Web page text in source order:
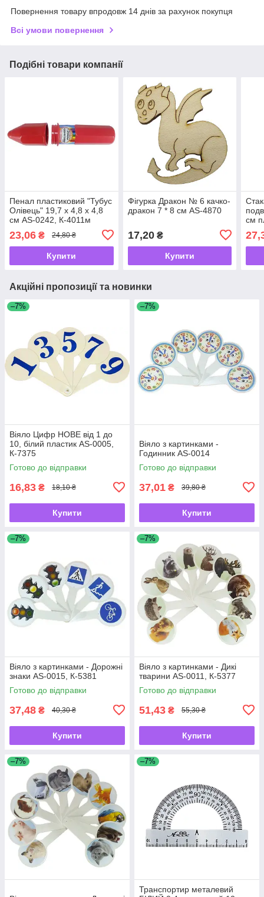
Повернення товару впродовж 14 днів за рахунок покупця
Всі умови повернення
Подібні товари компанії
Пенал пластиковий "Тубус
Олівець" 19,7 х 4,8 х 4,8
см AS-0242, К-4011м
23,06 ₴ 24,80 ₴
Купити
Фігурка Дракон № 6 качко-
дракон 7 * 8 см AS-4870
17,20₴
Купити
см
Акційні пропозиції та новинки
–7%
Віяло Цифр НОВЕ від 1 до
10, білий пластик AS-0005,
К-7375
Готово до відправки
16,83 ₴ 18,10 ₴
Купити
–7%
Віяло з картинками -
Годинник AS-0014
Готово до відправки
37,01 ₴ 39,80 ₴
Купити
–7%
Віяло з картинками - Дорожні
знаки AS-0015, К-5381
Готово до відправки
37,48 ₴ 40,30 ₴
Купити
–7%
Віяло з картинками - Дикі
тварини AS-0011, К-5377
Готово до відправки
51,43 ₴ 55,30 ₴
Купити
–7% –7%
Транспортир металевий